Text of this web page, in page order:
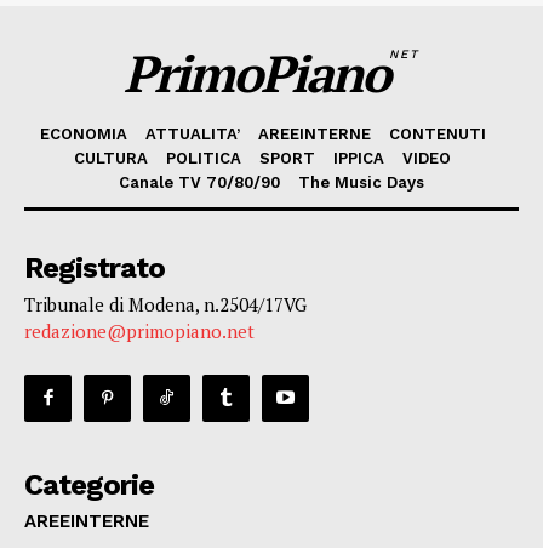
PrimoPianoNET
ECONOMIA ATTUALITA’ AREEINTERNE
CONTENUTI
CULTURA
POLITICA SPORT IPPICA
VIDEO
Canale TV 70/80/90
The Music Days
Registrato
Tribunale di Modena, n.2504/17VG
redazione@primopiano.net
Categorie
AREEINTERNE